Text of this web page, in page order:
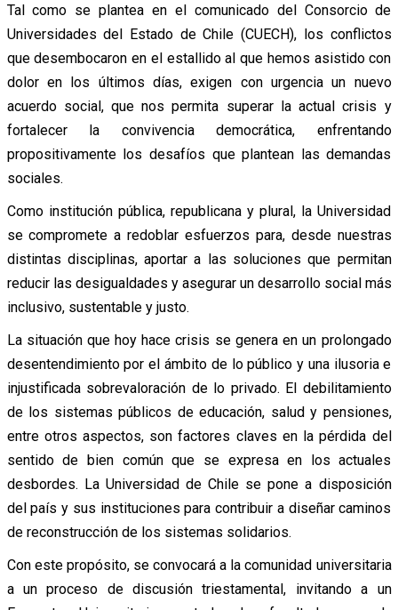
Tal como se plantea en el comunicado del Consorcio de
Universidades del Estado de Chile (CUECH), los conflictos
que desembocaron en el estallido al que hemos asistido con
dolor en los últimos días, exigen con urgencia un nuevo
acuerdo social, que nos permita superar la actual crisis y
fortalecer la convivencia democrática, enfrentando
propositivamente los desafíos que plantean las demandas
sociales.
Como institución pública, republicana y plural, la Universidad
se compromete a redoblar esfuerzos para, desde nuestras
distintas disciplinas, aportar a las soluciones que permitan
reducir las desigualdades y asegurar un desarrollo social más
inclusivo, sustentable y justo.
La situación que hoy hace crisis se genera en un prolongado
desentendimiento por el ámbito de lo público y una ilusoria e
injustificada sobrevaloración de lo privado. El debilitamiento
de los sistemas públicos de educación, salud y pensiones,
entre otros aspectos, son factores claves en la pérdida del
sentido de bien común que se expresa en los actuales
desbordes. La Universidad de Chile se pone a disposición
del país y sus instituciones para contribuir a diseñar caminos
de reconstrucción de los sistemas solidarios.
Con este propósito, se convocará a la comunidad universitaria
a un proceso de discusión triestamental, invitando a un